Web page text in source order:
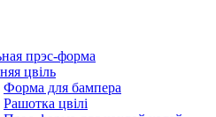
прэс-форма
цвіль
Форма для бампера
Рашотка цвілі